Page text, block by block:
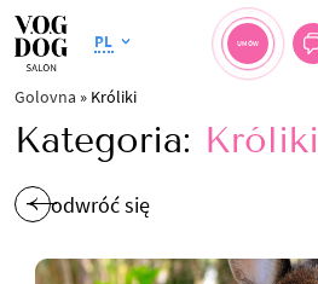
PL UMÓW
Golovna » Króliki
Kategoria: Króliki
odwróć się